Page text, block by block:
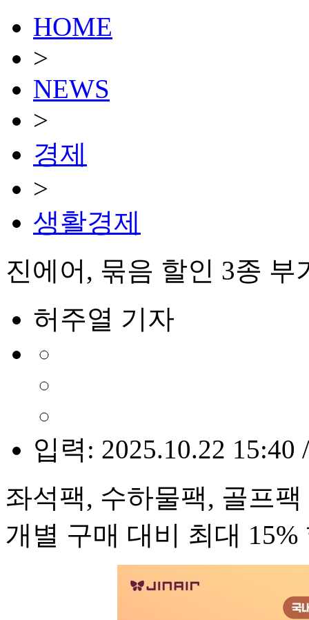
HOME
>
NEWS
>
경제
>
생활경제
진에어, 묶음 할인 3종
허주열 기자
입력: 2025.10.22 15:40
좌석팩, 수하물팩, 골프
개별 구매 대비 최대 15%